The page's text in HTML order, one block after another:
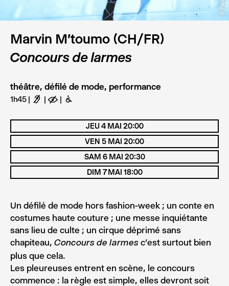
Marvin M'toumo (CH/FR)
Concours de larmes
théâtre, défilé de mode, performance
1h45 F E B
Un défilé de mode hors fashion-week ; un conte en
costumes haute couture ; une messe inquiétante
sans lieu de culte ; un cirque déprimé sans
chapiteau, Concours de larmes c’est surtout bien
plus que cela.
Les pleureuses entrent en scène, le concours
commence : la règle est simple, elles devront soit
JEU 4 MAI 20:00
VEN 5 MAI 20:00
SAM 6 MAI 20:30
DIM 7 MAI 18:00